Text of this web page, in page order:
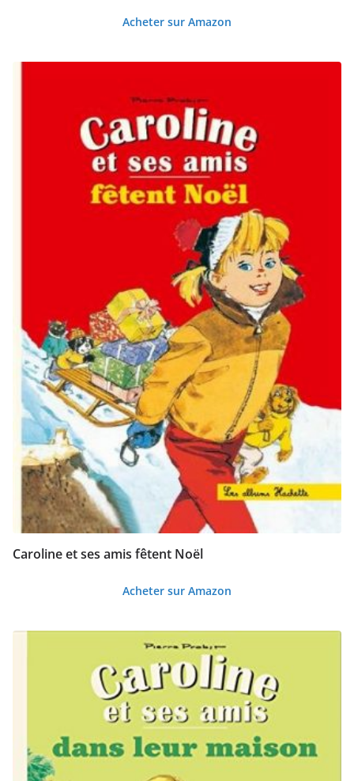
Acheter sur Amazon
Caroline et ses amis fêtent Noël
Acheter sur Amazon